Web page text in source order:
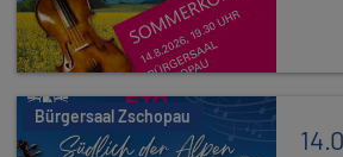
Bürgersaal Zschopau